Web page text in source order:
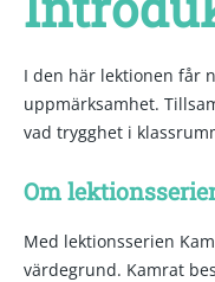
I den här lektionen får
uppmärksamhet.
vad trygghet i
Om
Med lektionsserien
värdegrund. Kamrat